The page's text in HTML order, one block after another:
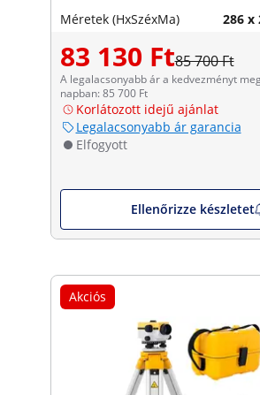
mágneses kompenzátor
Méretek (HxSzéxMa) 286 x
83 130 Ft85 700 Ft
A legalacsonyabb ár a kedvezményt
napban: 85 700 Ft
Korlátozott idejű ajánlat
Legalacsonyabb ár garancia
Elfogyott
Ellenőrizze készletet
Akciós